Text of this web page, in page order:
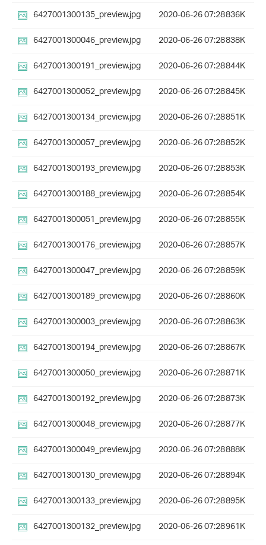
6427001300135_preview.jpg
2020-06-26 07:28836K
6427001300046_preview.jpg
2020-06-26 07:28838K
6427001300191_preview.jpg
2020-06-26 07:28844K
6427001300052_preview.jpg
2020-06-26 07:28845K
6427001300134_preview.jpg
2020-06-26 07:28851K
6427001300057_preview.jpg
2020-06-26 07:28852K
6427001300193_preview.jpg
2020-06-26 07:28853K
6427001300188_preview.jpg
2020-06-26 07:28854K
6427001300051_preview.jpg
2020-06-26 07:28855K
6427001300176_preview.jpg
2020-06-26 07:28857K
6427001300047_preview.jpg
2020-06-26 07:28859K
6427001300189_preview.jpg
2020-06-26 07:28860K
6427001300003_preview.jpg
2020-06-26 07:28863K
6427001300194_preview.jpg
2020-06-26 07:28867K
6427001300050_preview.jpg
2020-06-26 07:28871K
6427001300192_preview.jpg
2020-06-26 07:28873K
6427001300048_preview.jpg
2020-06-26 07:28877K
6427001300049_preview.jpg
2020-06-26 07:28888K
6427001300130_preview.jpg
2020-06-26 07:28894K
6427001300133_preview.jpg
2020-06-26 07:28895K
6427001300132_preview.jpg
2020-06-26 07:28961K